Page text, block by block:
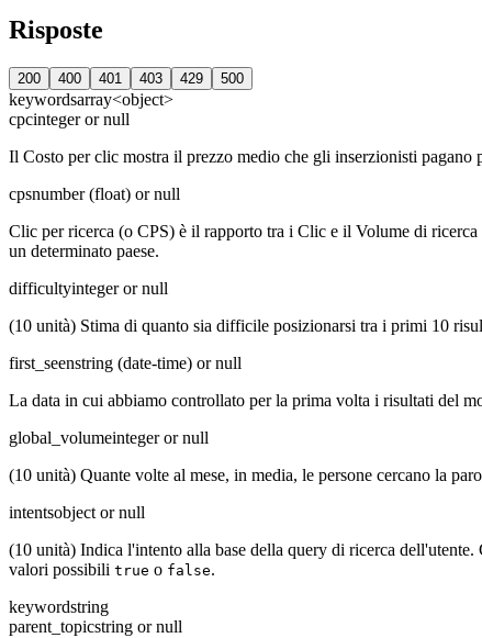
Risposte
200 400 401 403 429 500
keywordsarray<object>
cpcinteger or null
Il Costo per clic mostra il prezzo medio che gli inserzionisti
cpsnumber (float) or null
Clic per ricerca (o CPS) è il rapporto tra i Clic e il Volume di
un determinato paese.
difficultyinteger or null
(10 unità) Stima di quanto sia difficile posizionarsi tra i primi 10
first_seenstring (date-time) or null
La data in cui abbiamo controllato per la prima volta i risultati del
global_volumeinteger or null
(10 unità) Quante volte al mese, in media, le persone cercano la
intentsobject or null
(10 unità) Indica l'intento alla base della query di ricerca dell'utente.
valori possibili true o false.
keywordstring
parent_topicstring or null